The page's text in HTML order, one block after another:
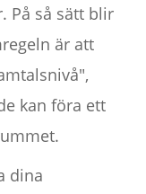
På så sätt blir
är att
kan föra ett
dina